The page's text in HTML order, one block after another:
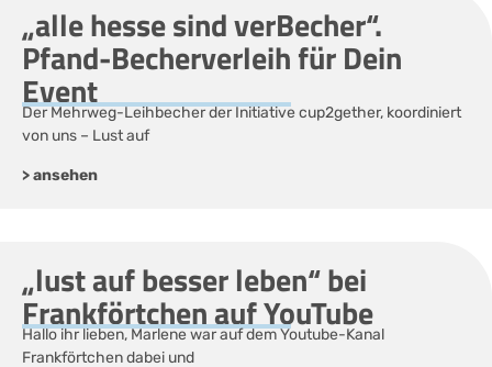
„alle hesse sind verBecher“.
Pfand-Becherverleih für Dein
Event
Der Mehrweg-Leihbecher der Initiative cup2gether, koordiniert
von uns – Lust auf
> ansehen
„lust auf besser leben“ bei
Frankförtchen auf YouTube
Hallo ihr lieben, Marlene war auf dem Youtube-Kanal
Frankförtchen dabei und